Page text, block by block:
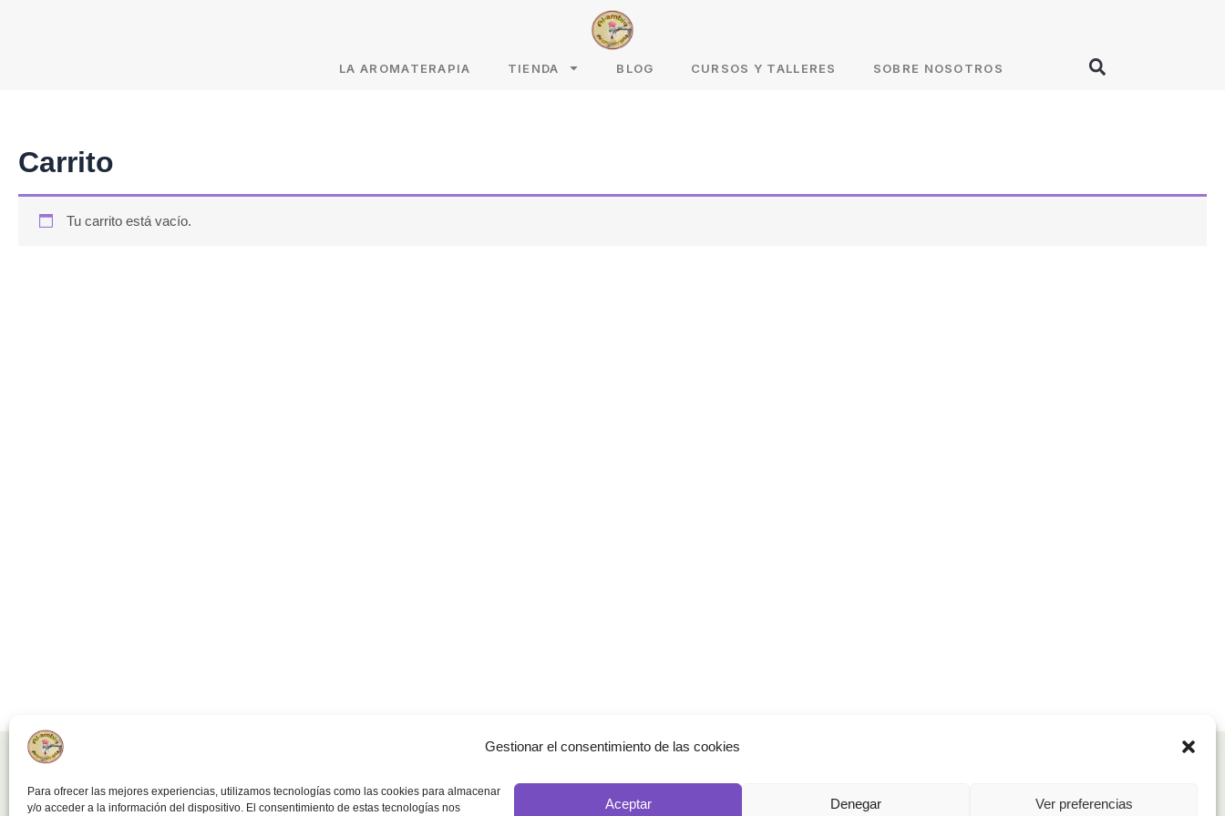
Gestionar el consentimiento de las cookies
Para ofrecer las mejores experiencias, utilizamos tecnologías como las cookies para almacenar
y/o acceder a la información del dispositivo. El consentimiento de estas tecnologías nos
Aceptar Denegar Ver preferencias
LA AROMATERAPIA TIENDA BLOG CURSOS Y TALLERES SOBRE NOSOTROS
Carrito
Tu carrito está vacío.
La Aromaterapia Cursos y talleres Sobre nosotros